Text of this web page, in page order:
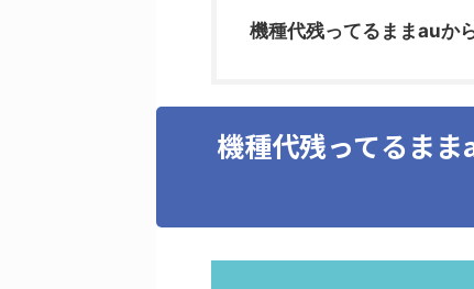
機種代残ってるままauか
機種代残ってるま